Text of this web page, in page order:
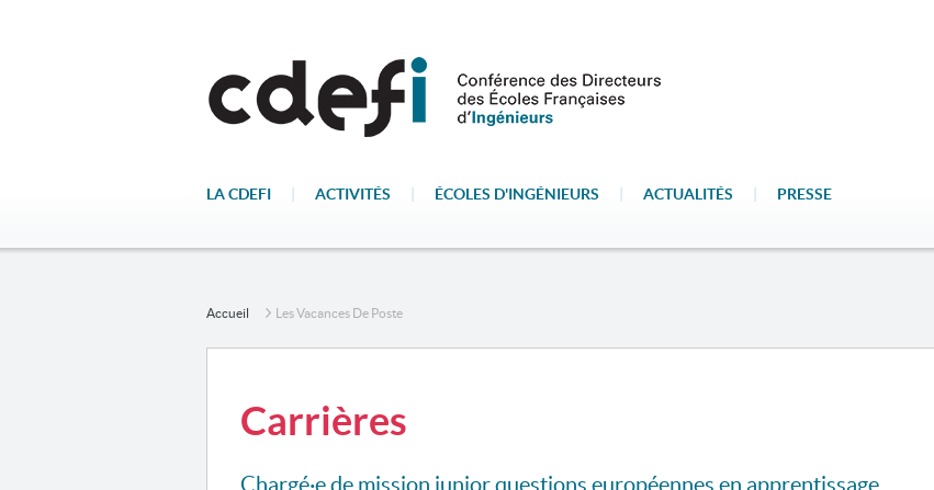
LA CDEFI ACTIVITÉS ÉCOLES D'INGÉNIEURS ACTUALITÉS PRESSE
Accueil Les Vacances De Poste
Carrières
Chargé·e de mission junior questions européennes en apprentissage